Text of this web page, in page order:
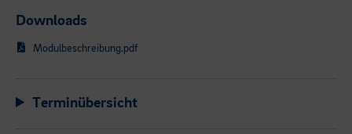
Downloads
Modulbeschreibung.pdf
Terminübersicht